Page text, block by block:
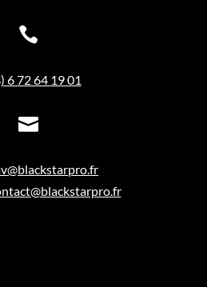

6 72 64 19 01
